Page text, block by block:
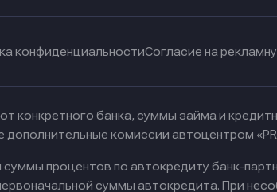
конфиденциальностиСогласие на
конкретного банка, суммы займа и
комиссии автоцентром
процентов по автокредиту банк-
суммы автокредита. При